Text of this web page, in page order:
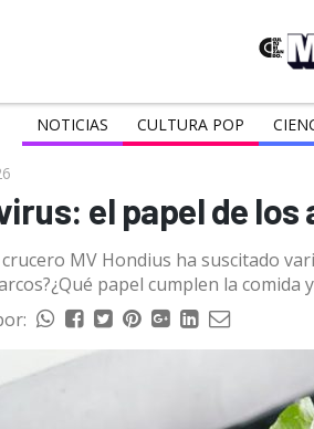
NOTICIAS CULTURA POP
el papel de
MV Hondius ha suscitado
papel cumplen la comida